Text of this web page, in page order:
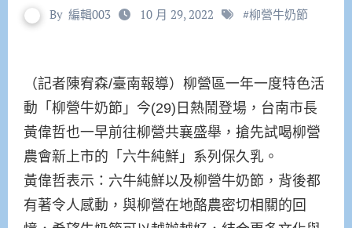
By 編輯003 10 月 29, 2022 #柳營牛奶節
（記者陳宥森/臺南報導）柳營區一年一度特色活
動「柳營牛奶節」今(29)日熱鬧登場，台南市長
黃偉哲也一早前往柳營共襄盛舉，搶先試喝柳營
農會新上市的「六牛純鮮」系列保久乳。
黃偉哲表示：六牛純鮮以及柳營牛奶節，背後都
有著令人感動，與柳營在地酪農密切相關的回